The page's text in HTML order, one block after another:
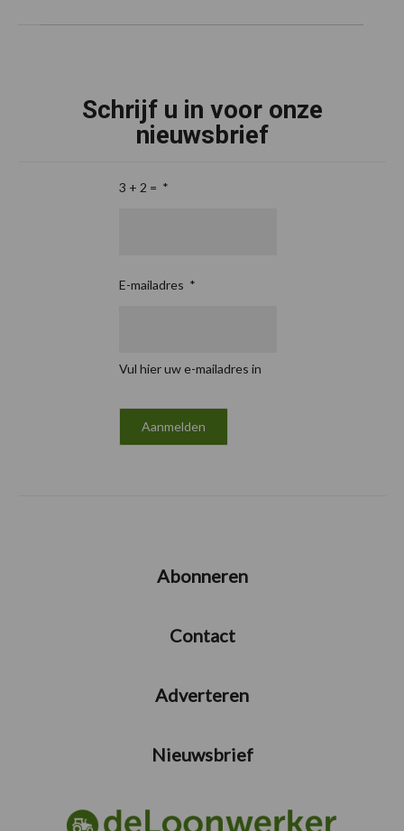
Schrijf u in voor onze
nieuwsbrief
3 + 2 = *
E-mailadres *
Vul hier uw e-mailadres in
Abonneren
Contact
Adverteren
Nieuwsbrief